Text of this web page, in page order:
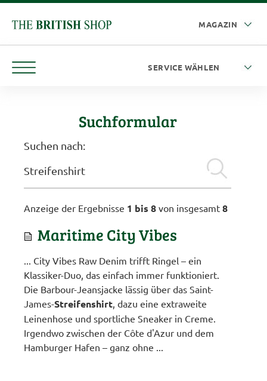
Suchformular
Suchen nach:
Anzeige der Ergebnisse 1 bis 8 von insgesamt 8
Maritime City Vibes
... City Vibes Raw Denim trifft Ringel – ein
Klassiker-Duo, das einfach immer funktioniert.
Die Barbour-Jeansjacke lässig über das Saint-
James-Streifenshirt, dazu eine extraweite
Leinenhose und sportliche Sneaker in Creme.
Irgendwo zwischen der Côte d'Azur und dem
Hamburger Hafen – ganz ohne ...